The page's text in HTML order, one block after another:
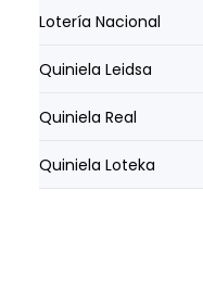
Lotería Nacional
Quiniela Leidsa
Quiniela Real
Quiniela Loteka